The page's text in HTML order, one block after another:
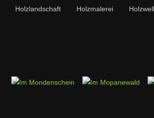
Holzlandschaft Holzmalerei